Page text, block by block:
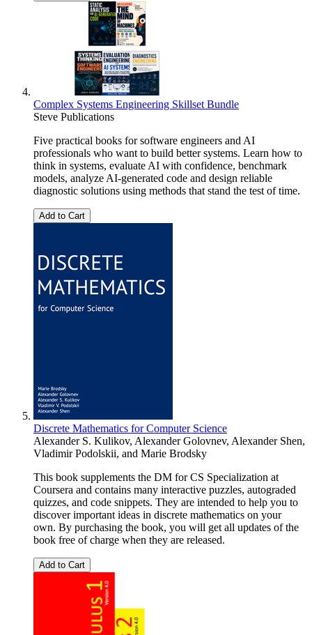
Complex Systems Engineering Skillset Bundle
Steve Publications
Five practical books for software engineers and AI
professionals who want to build better systems. Learn how to
think in systems, evaluate AI with confidence, benchmark
models, analyze AI-generated code and design reliable
diagnostic solutions using methods that stand the test of time.
Add to Cart
Discrete Mathematics for Computer Science
Alexander S. Kulikov, Alexander Golovnev, Alexander Shen,
Vladimir Podolskii, and Marie Brodsky
This book supplements the DM for CS Specialization at
Coursera and contains many interactive puzzles, autograded
quizzes, and code snippets. They are intended to help you to
discover important ideas in discrete mathematics on your
own. By purchasing the book, you will get all updates of the
book free of charge when they are released.
Add to Cart